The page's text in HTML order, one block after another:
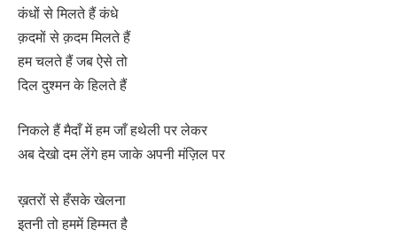
कंधों से मिलते हैं कंधे
क़दमों से क़दम मिलते हैं
हम चलते हैं जब ऐसे तो
दिल दुश्मन के हिलते हैं
निकले हैं मैदाँ में हम जाँ हथेली पर लेकर
अब देखो दम लेंगे हम जाके अपनी मंज़िल पर
ख़तरों से हँसके खेलना
इतनी तो हममें हिम्मत है